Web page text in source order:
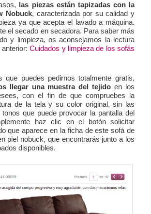
las piezas están tapizadas con la
Nobuck, caracterizada por su calidad y
ya que acepta el lavado a máquina.
el secado en secadora. Para saber más
y limpieza, os aconsejamos la lectura
anterior:Cuidados y limpieza de los sofás
que puedes pedirnos totalmente gratis,
llegar una muestra del tejido en los
con el fin de que compruebes la
de la tela y su color original, sin las
que puede provocar la pantalla del
haz clic en el botón solicitar
que aparece en la ficha de este sofá de
piel nobuck, que encontrarás junto a los
disponibles.